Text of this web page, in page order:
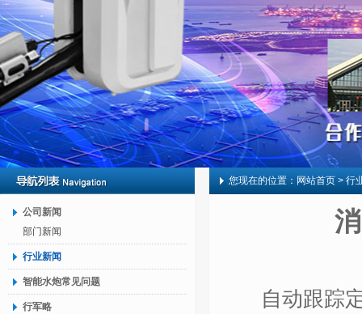
公司新闻
部门新闻
行业新闻
智能水炮常见问题
行军略
您现在的位置： 网站首页 > 行
自动跟踪定